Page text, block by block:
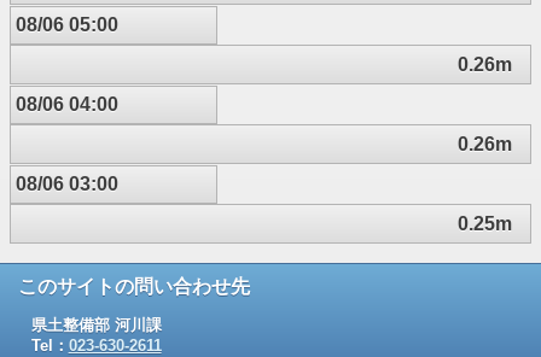
08/06 05:00
0.26m
08/06 04:00
0.26m
08/06 03:00
0.25m
このサイトの問い合わせ先
県土整備部 河川課
Tel： 023-630-2611